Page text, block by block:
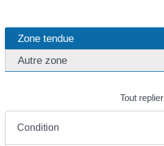
Zone tendue
Autre zone
Tout replier
Condition